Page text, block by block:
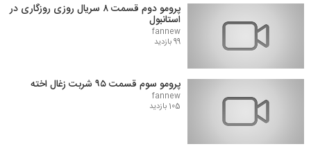
پرومو دوم قسمت ۸ سریال روزی روزگاری در
استانبول
fannew
99 بازدید
پرومو سوم قسمت ۹۵ شربت زغال اخته
fannew
105 بازدید